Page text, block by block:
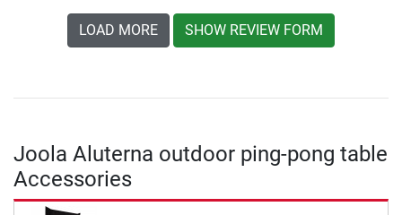
LOAD MORE SHOW REVIEW FORM
Joola Aluterna outdoor ping-pong table
Accessories